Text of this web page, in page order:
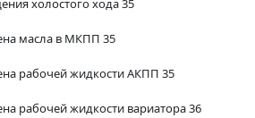
холостого хода 35
масла в МКПП 35
рабочей жидкости АКПП 35
рабочей жидкости вариатора 36